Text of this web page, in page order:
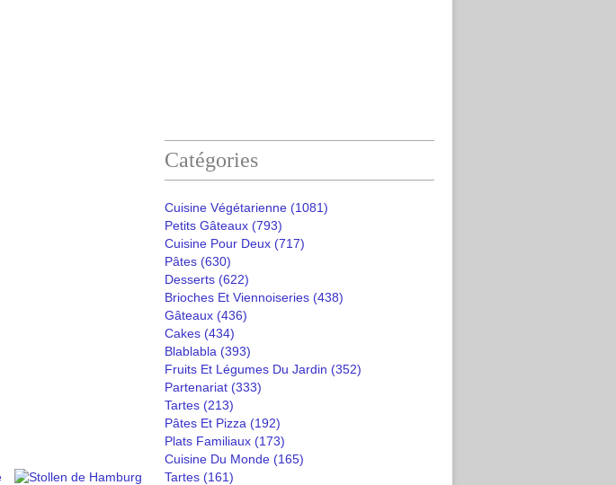
Catégories
Cuisine Végétarienne (1081)
Petits Gâteaux (793)
Cuisine Pour Deux (717)
Pâtes (630)
Desserts (622)
Brioches Et Viennoiseries (438)
Gâteaux (436)
Cakes (434)
Blablabla (393)
Fruits Et Légumes Du Jardin (352)
Partenariat (333)
Tartes (213)
Pâtes Et Pizza (192)
Plats Familiaux (173)
Cuisine Du Monde (165)
Tartes (161)